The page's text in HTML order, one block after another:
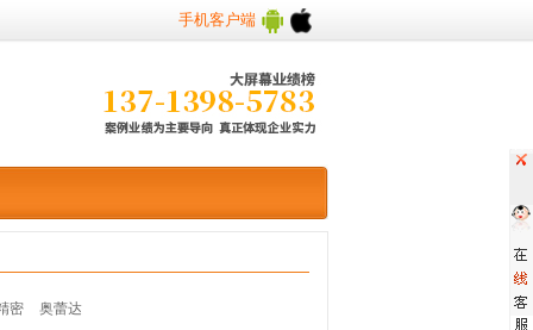
手机客户端
密 奥蕾达